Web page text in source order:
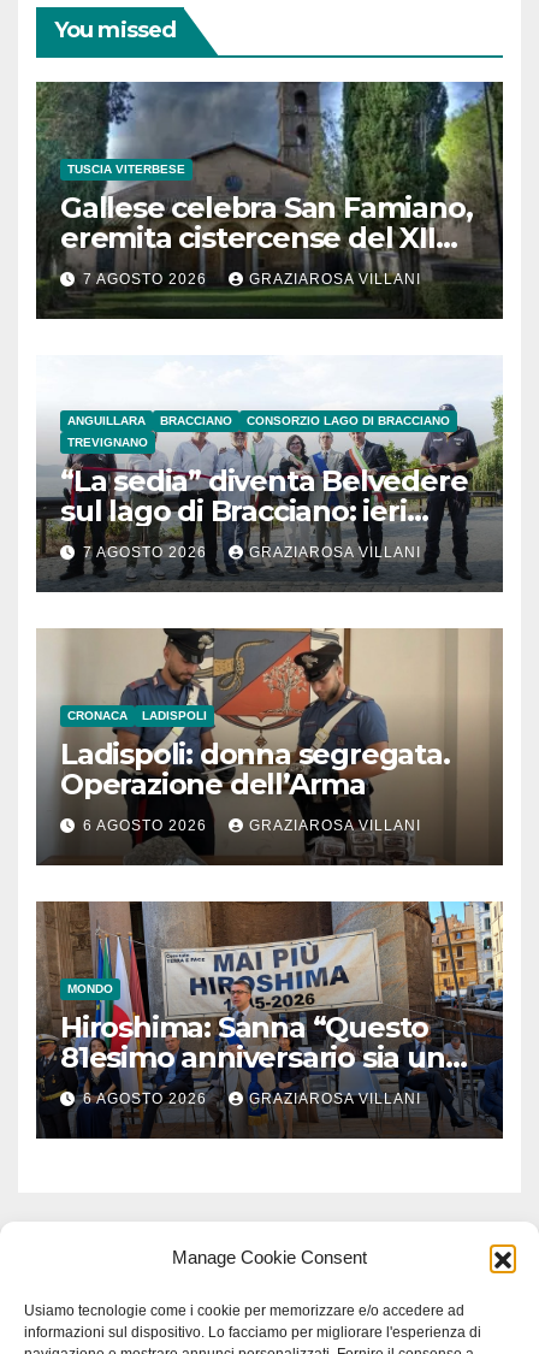
Manage Cookie Consent
Usiamo tecnologie come i cookie per memorizzare e/o accedere ad
informazioni sul dispositivo. Lo facciamo per migliorare l'esperienza di
You missed
TUSCIA VITERBESE
Gallese celebra San Famiano,
eremita cistercense del XII
secolo
7 AGOSTO 2026 GRAZIAROSA VILLANI
ANGUILLARA BRACCIANO
CONSORZIO LAGO DI BRACCIANO
TREVIGNANO
“La sedia” diventa Belvedere
sul lago di Bracciano: ieri
l’inaugurazione
7 AGOSTO 2026 GRAZIAROSA VILLANI
CRONACA LADISPOLI
Ladispoli: donna segregata.
Operazione dell’Arma
6 AGOSTO 2026 GRAZIAROSA VILLANI
MONDO
Hiroshima: Sanna “Questo
81esimo anniversario sia un
monito per tutti”
6 AGOSTO 2026 GRAZIAROSA VILLANI